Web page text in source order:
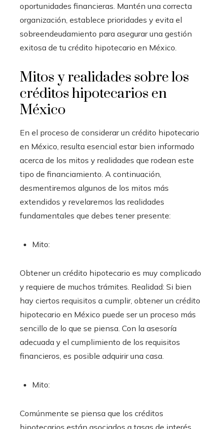
oportunidades financieras. Mantén una correcta
organización, establece prioridades y evita el
sobreendeudamiento para asegurar una gestión
exitosa de tu crédito hipotecario en México.
Mitos y realidades sobre los
créditos hipotecarios en
México
En el proceso de considerar un crédito hipotecario
en México, resulta esencial estar bien informado
acerca de los mitos y realidades que rodean este
tipo de financiamiento. A continuación,
desmentiremos algunos de los mitos más
extendidos y revelaremos las realidades
fundamentales que debes tener presente:
Mito:
Obtener un crédito hipotecario es muy complicado
y requiere de muchos trámites. Realidad: Si bien
hay ciertos requisitos a cumplir, obtener un crédito
hipotecario en México puede ser un proceso más
sencillo de lo que se piensa. Con la asesoría
adecuada y el cumplimiento de los requisitos
financieros, es posible adquirir una casa.
Mito:
Comúnmente se piensa que los créditos
hipotecarios están asociados a tasas de interés